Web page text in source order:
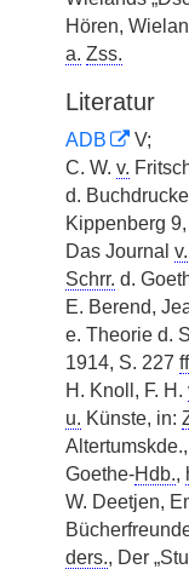
Hören,
a. Zss.
Literatur
ADB
V;
C. W. v.
d.
Kippenberg
Das Journal v.
Schrr. d.
E. Berend,
e. Theorie d.
1914, S. 227
H. Knoll, F. H.
u. Künste, in:
Altertumskde.,
Goethe-Hdb.,
W. Deetjen,
ders., Der